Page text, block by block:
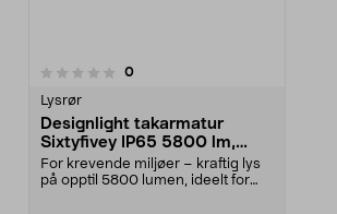
0anmeldelser
Lysrør
Designlight takarmatur
Sixtyfivey IP65 5800 lm,
1200 mm
For krevende miljøer – kraftig lys
på opptil 5800 lumen, ideelt for